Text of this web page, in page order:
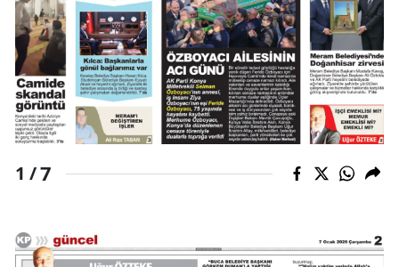
Konya
Kütahya
Malatya
Manisa
1 /7